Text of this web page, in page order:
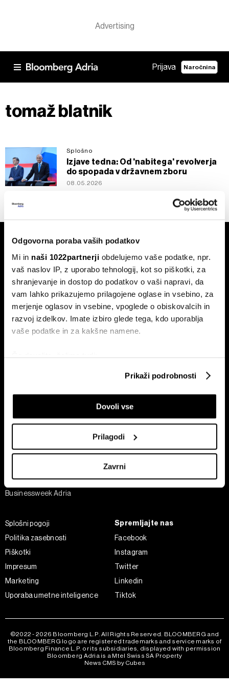
Odgovorna poraba vaših podatkov
Mi in naši 1022partnerji obdelujemo vaše podatke, npr.
vaš naslov IP, z uporabo tehnologij, kot so piškotki, za
shranjevanje in dostop do podatkov o vaši napravi, da
vam lahko prikazujemo prilagojene oglase in vsebino, za
merjenje oglasov in vsebine, vpoglede o obiskovalcih in
razvoj izdelkov. Imate izbiro glede tega, kdo uporablja
vaše podatke in za kakšne namene.
Če dovolite, želimo tudi:
Zbirati informacije o vaši geografski lokaciji, ki so
Identificirati napravo z aktivnim preverjanjem
lastnosti (odčitavanje prstnih odtisov)
Poglejte si še, kako se obdelujejo vaši osebni podatki in
nastavite svoje preference v
razdelku o podrobnostih
iz Izjave o piškotkih.
Skupni upravljavci obdelave so HD-WIN ARENA SPORT
d.o.o. inPartnerji
zasebnosti
, o piškotkih in drugih podobnih tehnologijah
kliknete možnost »Prikaži podrobnosti«. Privolitev lahko
kadar koli prekličete brez kakršnih koli posledic.
Prikaži podrobnosti
Dovoli vse
Prilagodi
Zavrni
Prijava Naročnina
tomaž blatnik
Splošno
Izjave tedna: Od 'nabitega' revolverja
do spopada v državnem zboru
08.05.2026
Naročite se na e-
pismo
Finančni trgi
Tehnologija
Šport
Adria Insight
Businessweek Adria
Bloomberg Adria dogodki
Splošni pogoji
Politika zasebnosti
Piškotki
Impresum
Marketing
Uporaba umetne inteligence
Spremljajte nas
Facebook
Instagram
Twitter
Linkedin
Tiktok
©2022 - 2026 Bloomberg L.P. All Rights Reserved. BLOOMBERG and
the BLOOMBERG logo are registered trademarks and service marks of
Bloomberg Finance L.P. or its subsidiaries, displayed with permission
Bloomberg Adria is a Mtel Swiss SA Property
News CMS by Cubes